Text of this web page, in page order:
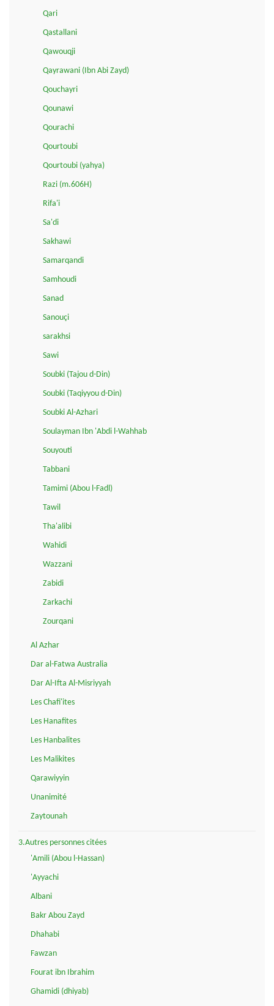
Qari
Qastallani
Qawouqji
Qayrawani (Ibn Abi Zayd)
Qouchayri
Qounawi
Qourachi
Qourtoubi
Qourtoubi (yahya)
Razi (m.606H)
Rifa'i
Sa'di
Sakhawi
Samarqandi
Samhoudi
Sanad
Sanouçi
sarakhsi
Sawi
Soubki (Tajou d-Din)
Soubki (Taqiyyou d-Din)
Soubki Al-Azhari
Soulayman Ibn 'Abdi l-Wahhab
Souyouti
Tabbani
Tamimi (Abou l-Fadl)
Tawil
Tha'alibi
Wahidi
Wazzani
Zabidi
Zarkachi
Zourqani
Al Azhar
Dar al-Fatwa Australia
Dar Al-Ifta Al-Misriyyah
Les Chafi'ites
Les Hanafites
Les Hanbalites
Les Malikites
Qarawiyyin
Unanimité
Zaytounah
3.Autres personnes citées
'Amili (Abou l-Hassan)
'Ayyachi
Albani
Bakr Abou Zayd
Dhahabi
Fawzan
Fourat ibn Ibrahim
Ghamidi (dhiyab)